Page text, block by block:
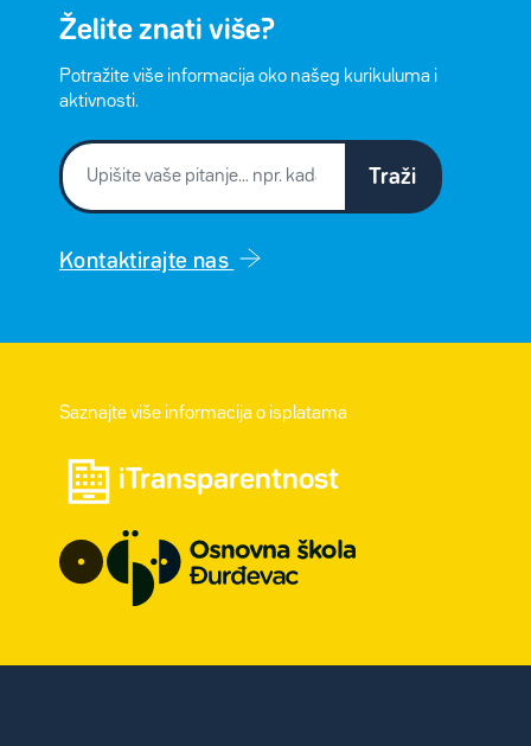
Želite znati više?
Potražite više informacija oko našeg kurikuluma i
aktivnosti.
Traži
Kontaktirajte nas
Saznajte više informacija o isplatama
iTransparentnost